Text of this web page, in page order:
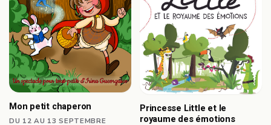
Mon petit chaperon
DU 12 AU 13 SEPTEMBRE
Princesse Little et le
royaume des émotions